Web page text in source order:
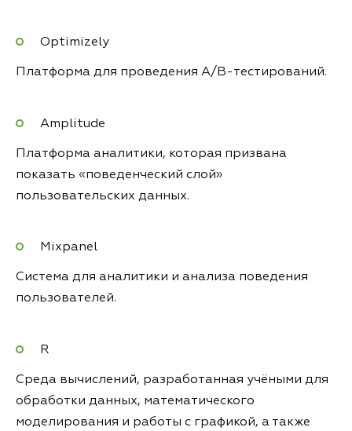
Optimizely
Платформа для проведения A/B-тестирований.
Amplitude
Платформа аналитики, которая призвана
показать «поведенческий слой»
пользовательских данных.
Mixpanel
Система для аналитики и анализа поведения
пользователей.
R
Среда вычислений, разработанная учёными для
обработки данных, математического
моделирования и работы с графикой, а также